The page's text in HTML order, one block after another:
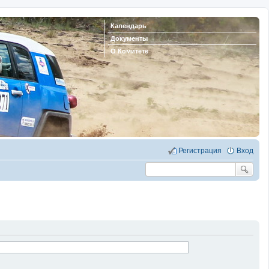
Календарь
Документы
О Комитете
Вход
Регистрация